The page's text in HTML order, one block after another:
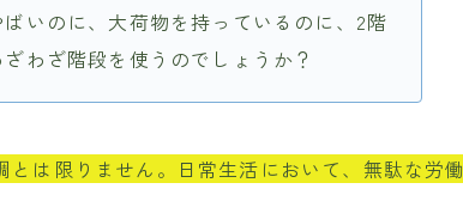
いのに、大荷物を持っているのに、2階
わざ階段を使うのでしょうか？
は限りません。日常生活において、無駄な労働